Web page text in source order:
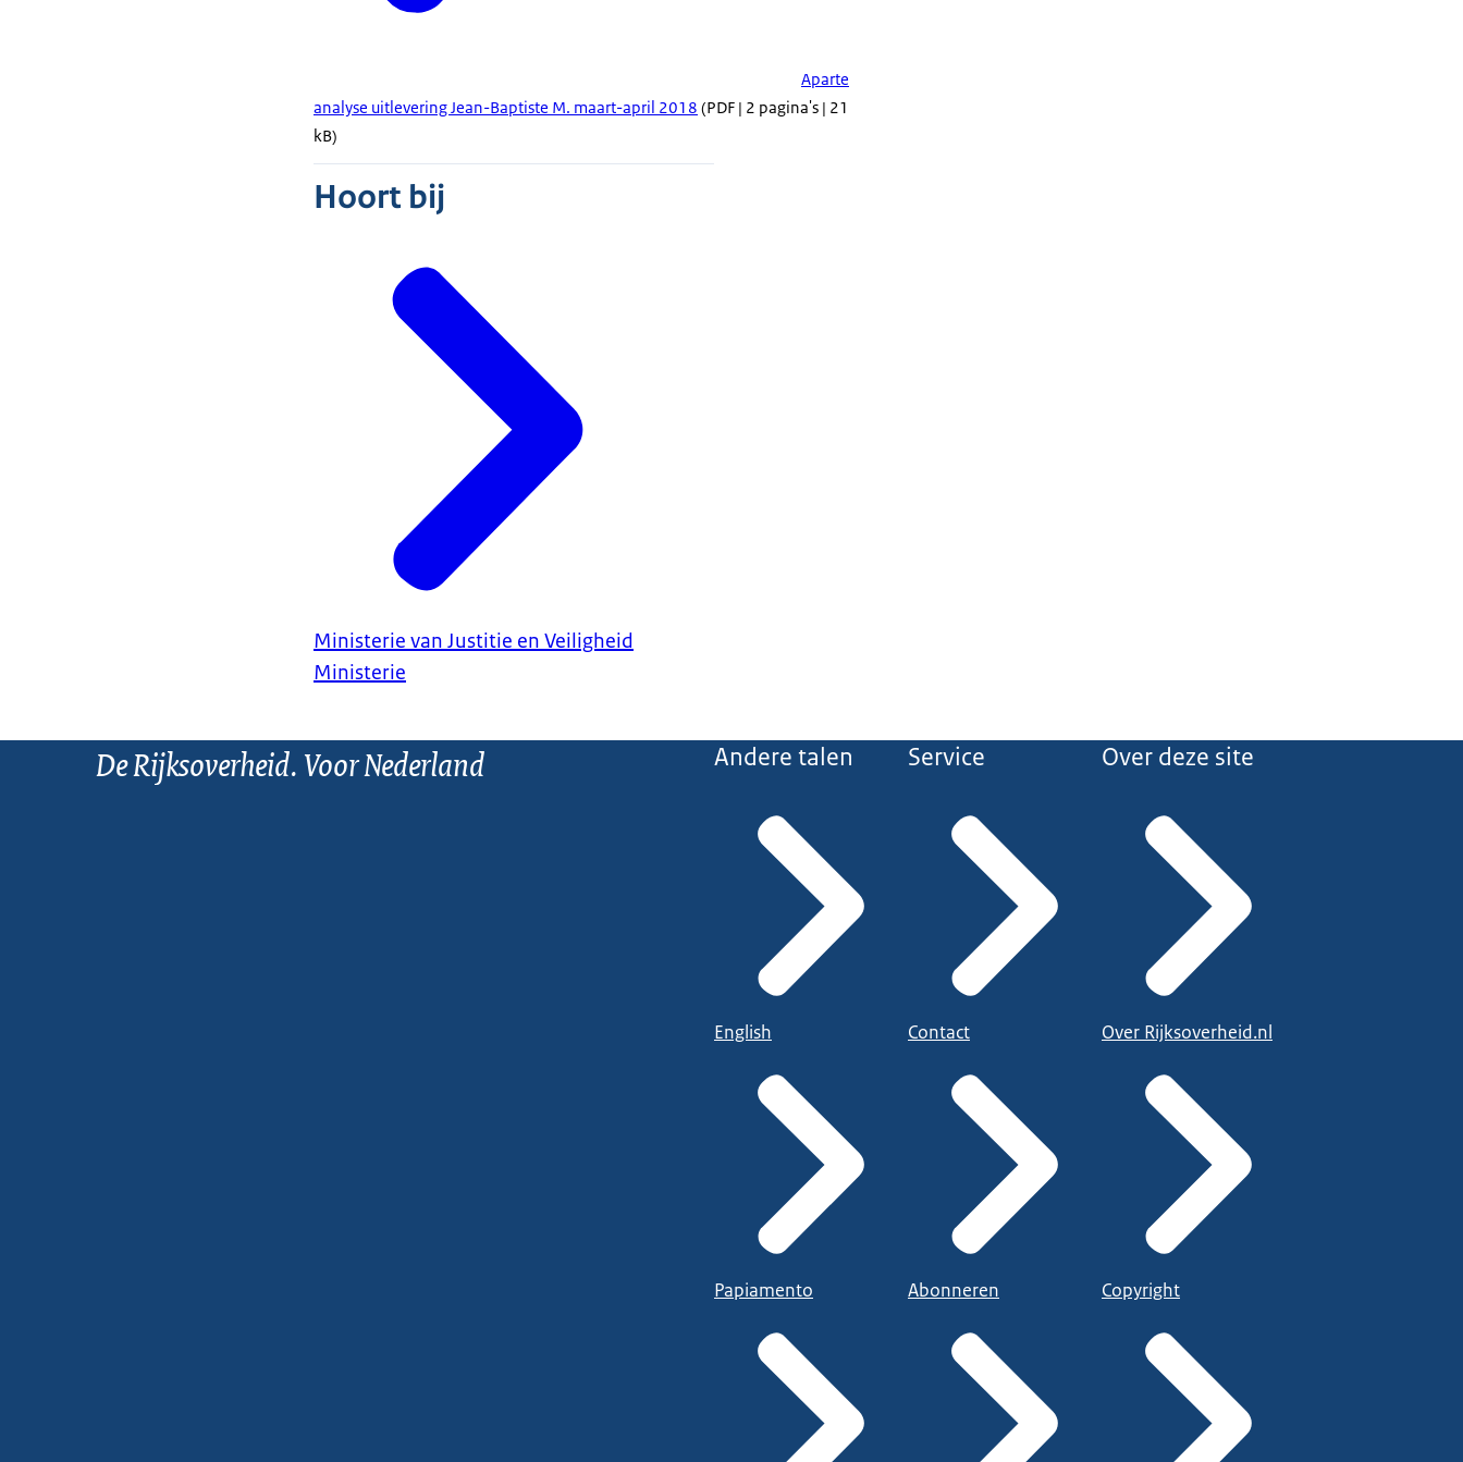
Aparte
analyse uitlevering Jean-Baptiste M. maart-april 2018 (PDF | 2 pagina's | 21
kB)
Hoort bij
Ministerie van Justitie en Veiligheid
Ministerie
De Rijksoverheid. Voor Nederland Andere talen
English
Papiamento
Service
Contact
Abonneren
Over deze site
Over Rijksoverheid.nl
Copyright